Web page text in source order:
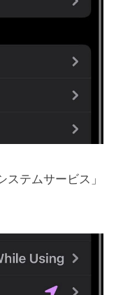
テムサービス」